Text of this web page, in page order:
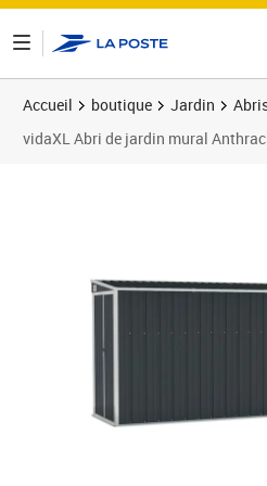
Accueil boutique Jardin
vidaXL Abri de jardin mural